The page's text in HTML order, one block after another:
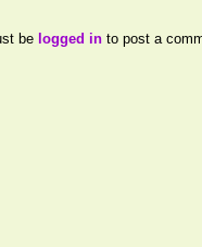
be logged into post a